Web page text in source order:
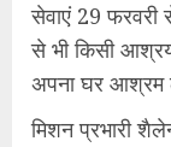
सेवाएं 29 फरवरी
से भी किसी
अपना घर आश्रम
मिशन प्रभारी